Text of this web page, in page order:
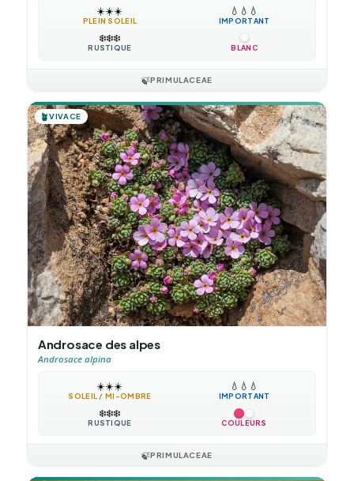
☀️☀️☀️
PLEIN SOLEIL
💧 💧 💧
IMPORTANT
❄️❄️❄️
RUSTIQUE BLANC
🍃PRIMULACEAE
🪴VIVACE
Androsace des alpes
Androsace alpina
☀️☀️☀️
SOLEIL / MI-OMBRE
💧 💧 💧
IMPORTANT
❄️❄️❄️
RUSTIQUE COULEURS
🍃PRIMULACEAE